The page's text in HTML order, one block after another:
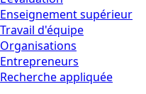
Enseignement supérieur
Travail d'équipe
Organisations
Entrepreneurs
Recherche appliquée